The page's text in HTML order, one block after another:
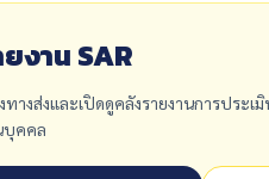
ยงาน SAR
ทางส่งและเปิดดูคลังรายงานการประเ
บุคคล